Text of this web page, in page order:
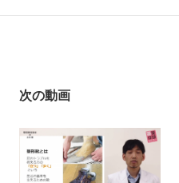
次の動画